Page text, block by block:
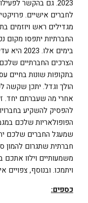
2023. גם בהקשר
לחברים אישיים.
מגדילים ראש ויוזמים
החברתיות יתפסו מקום
בימים
הצרכים החברתיים
בתקופות שונות בחיים
הולך וגדל. יתכן
אחרי מה שעברתם יחד.
להפסיק להשקיע
הפופולאריות שלכם
שמעגל החברים שלכם
חברתית שתגרום להמון
משמעותיים וילוו
ויתמכו. ובנוסף, צפויים
כספים: